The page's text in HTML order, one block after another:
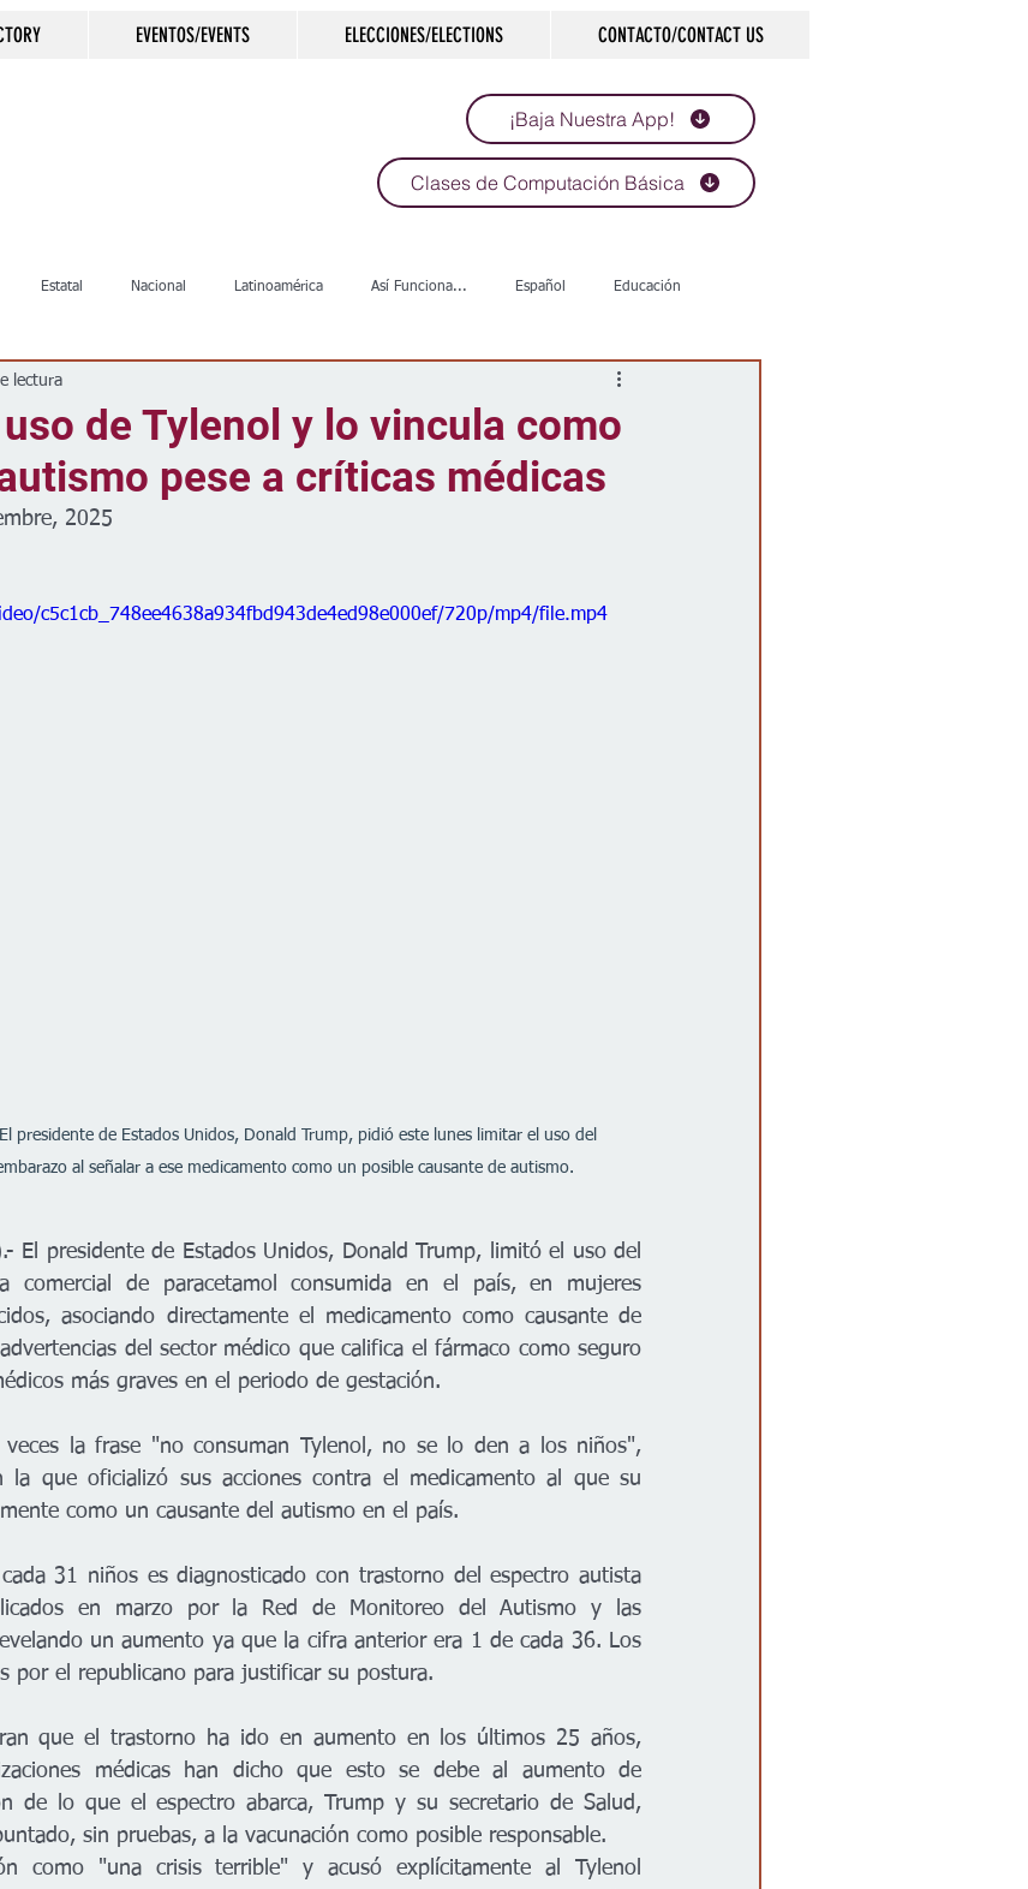
EVENTOS/EVENTS ELECCIONES/ELECTIONS CONTACTO/CONTACT US
¡Baja Nuestra App!
Clases de Computación Básica
Estatal Nacional Latinoamérica Así Funciona... Español Educación
Salud
Calles Desamparados Carreteras Comunidad Historias que inspiran
de Tylenol y lo vincula como
pese a críticas médicas
lectura
2025
c5c1cb_748ee4638a934fbd943de4ed98e000ef/720p/mp4/file.mp4
presidente de Estados Unidos, Donald Trump, pidió este lunes limitar el uso del
al señalar a ese medicamento como un posible causante de autismo.
El presidente de Estados Unidos, Donald Trump, limitó el uso del
comercial de paracetamol consumida en el país, en mujeres
asociando directamente el medicamento como causante de
del sector médico que califica el fármaco como seguro
más graves en el periodo de gestación.
la frase "no consuman Tylenol, no se lo den a los niños",
la que oficializó sus acciones contra el medicamento al que su
como un causante del autismo en el país.
31 niños es diagnosticado con trastorno del espectro autista
en marzo por la Red de Monitoreo del Autismo y las
un aumento ya que la cifra anterior era 1 de cada 36. Los
por el republicano para justificar su postura.
que el trastorno ha ido en aumento en los últimos 25 años,
médicas han dicho que esto se debe al aumento de
de lo que el espectro abarca, Trump y su secretario de Salud,
sin pruebas, a la vacunación como posible responsable.
como "una crisis terrible" y acusó explícitamente al Tylenol